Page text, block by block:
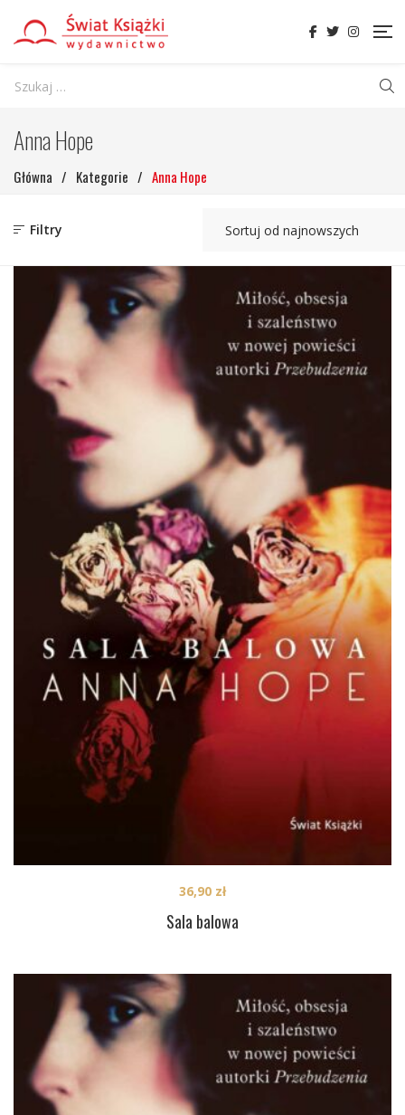
Anna Hope
Główna / Kategorie / Anna Hope
Filtry
Sala balowa
36,90 zł